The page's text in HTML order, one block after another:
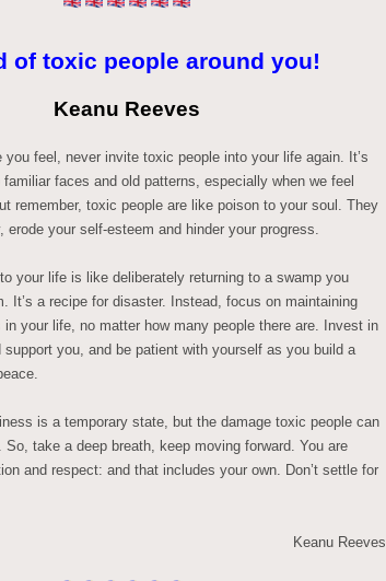
of toxic people around you!
Keanu Reeves
you feel, never invite toxic people into your life again. It’s
faces and old patterns, especially when we feel
remember, toxic people are like poison to your soul. They
erode your self-esteem and hinder your progress.
your life is like deliberately returning to a swamp you
It’s a recipe for disaster. Instead, focus on maintaining
in your life, no matter how many people there are. Invest in
support you, and be patient with yourself as you build a
is a temporary state, but the damage toxic people can
take a deep breath, keep moving forward. You are
and respect: and that includes your own. Don’t settle for
Keanu Reeves